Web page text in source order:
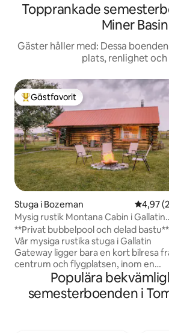
Topprankade
Miner Basin
Gäster håller med: Dessa
plats, renlighet och
Populär gästfavorit
Gästfavorit
Stuga i Bozeman 4,97 av
4,97
Mysig rustik Montana Cabin i Gallatin
Gateway
**Privat bubbelpool och delad bastu**
Vår mysiga rustika stuga i Gallatin
Gateway ligger bara en kort bilresa
centrum och flygplatsen, inom en
timmes bilresa till Big Sky och Bridger
Bowl, och drygt en timme till
Yellowstone National Park. Perfekt
Populära
semesterboenden i